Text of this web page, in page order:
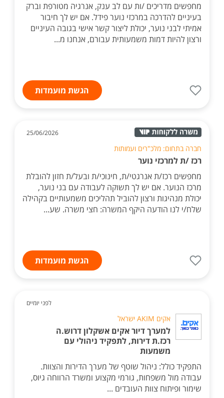
מחפשים מדריכים /ות עם לב ענק, אנרגיה מטורפת וברק
בעיניים להדרכה במרכזי נוער פידל. אם יש לך חיבור
אמיתי לבני נוער, יכולת ליצור קשר אישי בגובה העיניים
ורצון להיות דמות משמעותית עבורם, אנחנו מ...
הגשת מועמדות
25/06/2026
חברה בתחום: מלכ"רים ועמותות
רכז /ת למרכזי נוער
מחפשים רכז/ת אנרגטי/ת, חינוכי/ת ובעל/ת חזון להובלת
מרכז הנוער. אם יש לך תשוקה לעבודה עם בני נוער,
יכולת מנהיגות ורצון להוביל תהליכים משמעותיים בקהילה
שלח/י לנו הודעה היקף המשרה: חצי משרה. שע...
הגשת מועמדות
לפני יומיים
אקים AKIM ישראל
למערך דיור אקים אשקלון דרוש.ה
רכז.ת דירות, לתפקיד ניהולי עם
משמעות
התפקיד כולל: ניהול שוטף של מערך הדירות והצוות.
עבודה מול משפחות, גורמי מקצוע ומשרד הרווחה גיוס,
שימור ופיתוח צוות העובדים ...